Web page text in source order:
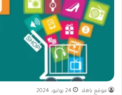
موقع ياهلا 24 يوليو، 2024